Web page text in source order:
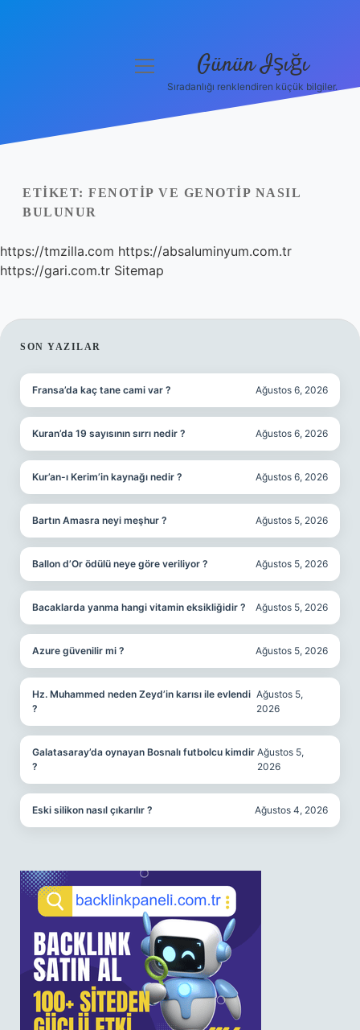
Yasal Uyarı
menüyü
Günün Işığı
Sıradanlığı renklendiren küçük bilgiler.
ETIKET: FENOTIP VE GENOTIP NASIL
BULUNUR
https://tmzilla.com https://absaluminyum.com.tr
https://gari.com.tr Sitemap
SIDEBAR
SON YAZILAR
Fransa’da kaç tane cami var ? Ağustos 6, 2026
Kuran’da 19 sayısının sırrı nedir ? Ağustos 6, 2026
Kur’an-ı Kerim’in kaynağı nedir ? Ağustos 6, 2026
Bartın Amasra neyi meşhur ? Ağustos 5, 2026
Ballon d’Or ödülü neye göre veriliyor ? Ağustos 5, 2026
Bacaklarda yanma hangi vitamin eksikliğidir ? Ağustos 5, 2026
Azure güvenilir mi ? Ağustos 5, 2026
Hz. Muhammed neden Zeyd’in karısı ile evlendi
?
Ağustos 5,
2026
Galatasaray’da oynayan Bosnalı futbolcu kimdir
?
Ağustos 5,
2026
Eski silikon nasıl çıkarılır ? Ağustos 4, 2026